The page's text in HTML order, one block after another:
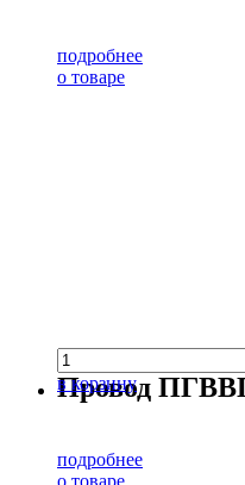
подробнее
о товаре
в корзину
Провод
подробнее
о товаре